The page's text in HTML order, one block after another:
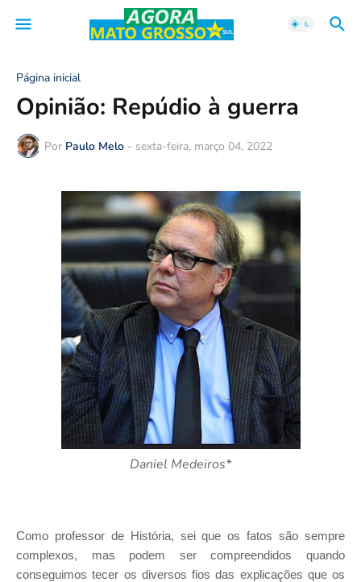
Página inicial
Opinião: Repúdio à guerra
Por Paulo Melo - sexta-feira, março 04, 2022
Daniel Medeiros*
Como professor de História, sei que os fatos são sempre
complexos, mas podem ser compreendidos quando
conseguimos tecer os diversos fios das explicações que os